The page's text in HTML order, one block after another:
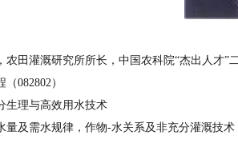
灌溉研究所所长，中国农科院“杰出人才”二
082802）
理与高效用水技术
需水规律，作物-水关系及非充分灌溉技术